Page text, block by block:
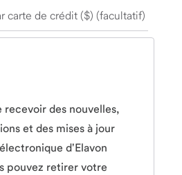
carte de crédit ($) (facultatif)
des nouvelles,
et des mises à jour
d'Elavon
pouvez retirer votre